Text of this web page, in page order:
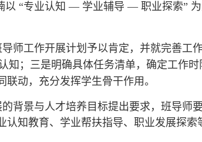
以 “专业认知 — 学业辅导 — 职业探索”
师工作开展计划予以肯定，并就完善
知；三是明确具体任务清单，确定工作
联动，充分发挥学生骨干作用。
背景与人才培养目标提出要求，班导
知教育、学业帮扶指导、职业发展探索